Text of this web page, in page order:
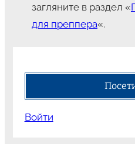
загляните в раздел «
для преппера«.
Войти